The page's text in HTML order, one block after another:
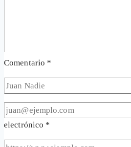
Comentario *
electrónico *